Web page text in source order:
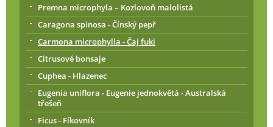
Premna microphyla – Kozlovoň malolistá
Caragona spinosa - Čínský pepř
Carmona microphylla - Čaj fuki
Citrusové bonsaje
Cuphea - Hlazenec
Eugenia uniflora - Eugenie jednokvětá - Australská
třešeň
Ficus - Fíkovník